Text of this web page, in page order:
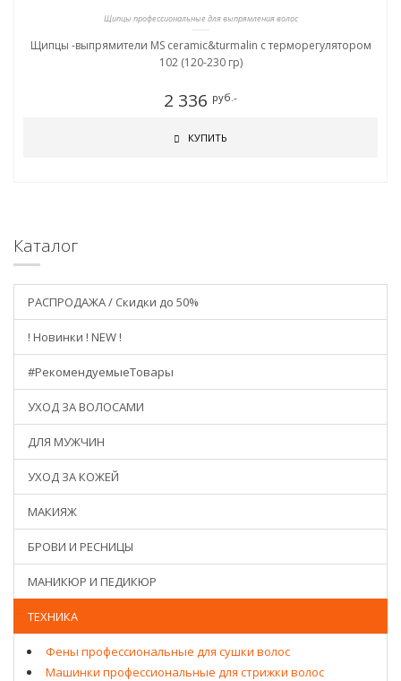
Щипцы профессиональные для выпрямления волос
Щипцы -выпрямители MS ceramic&turmalin c терморегулятором
102 (120-230 гр)
2 336 руб.-
КУПИТЬ
Каталог
РАСПРОДАЖА / Скидки до 50%
! Новинки ! NEW !
#РекомендуемыеТовары
УХОД ЗА ВОЛОСАМИ
ДЛЯ МУЖЧИН
УХОД ЗА КОЖЕЙ
МАКИЯЖ
БРОВИ И РЕСНИЦЫ
МАНИКЮР И ПЕДИКЮР
ТЕХНИКА
Фены профессиональные для сушки волос
Машинки профессиональные для стрижки волос